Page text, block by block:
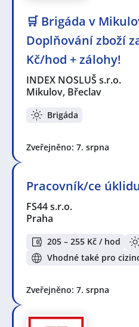
🛒 Brigáda v
Doplňování zboží
Kč/hod + zálohy!
INDEX NOSLUŠ s.r.o.
Mikulov, Břeclav
Brigáda
Zveřejněno: 7. srpna
Pracovník/ce úklidu
FS44 s.r.o.
Praha
205 – 255 Kč / hod
Vhodné také pro
Zveřejněno: 7. srpna